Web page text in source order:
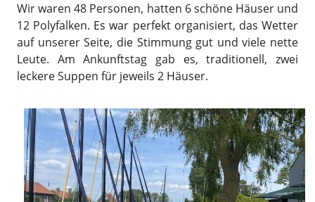
Wir waren 48 Personen, hatten 6 schöne Häuser und
12 Polyfalken. Es war perfekt organisiert, das Wetter
auf unserer Seite, die Stimmung gut und viele nette
Leute. Am Ankunftstag gab es, traditionell, zwei
leckere Suppen für jeweils 2 Häuser.